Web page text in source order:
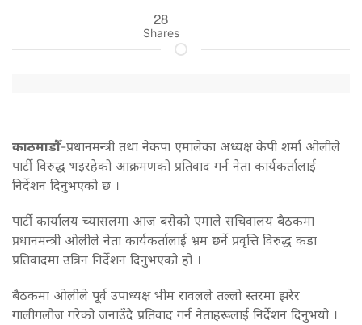
28
Shares
काठमाडौँ-प्रधानमन्त्री तथा नेकपा एमालेका अध्यक्ष केपी शर्मा ओलीले
पार्टी विरुद्ध भइरहेको आक्रमणको प्रतिवाद गर्न नेता कार्यकर्तालाई
निर्देशन दिनुभएको छ ।
पार्टी कार्यालय च्यासलमा आज बसेको एमाले सचिवालय बैठकमा
प्रधानमन्त्री ओलीले नेता कार्यकर्तालाई भ्रम छर्ने प्रवृत्ति विरुद्ध कडा
प्रतिवादमा उत्रिन निर्देशन दिनुभएको हो ।
बैठकमा ओलीले पूर्व उपाध्यक्ष भीम रावलले तल्लो स्तरमा झरेर
गालीगलौज गरेको जनाउँदै प्रतिवाद गर्न नेताहरूलाई निर्देशन दिनुभयो ।